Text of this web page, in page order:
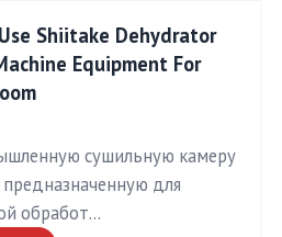
Shiitake Dehydrator
Equipment For
сушильную камеру
для
обработ…